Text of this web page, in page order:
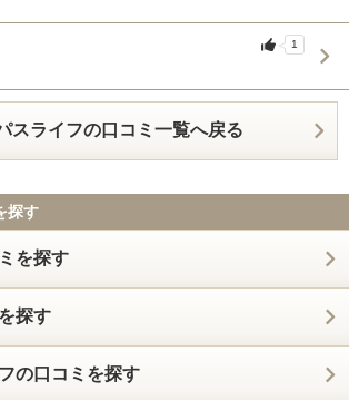
1
スライフの口コミ一覧へ戻る
探す
を探す
探す
の口コミを探す